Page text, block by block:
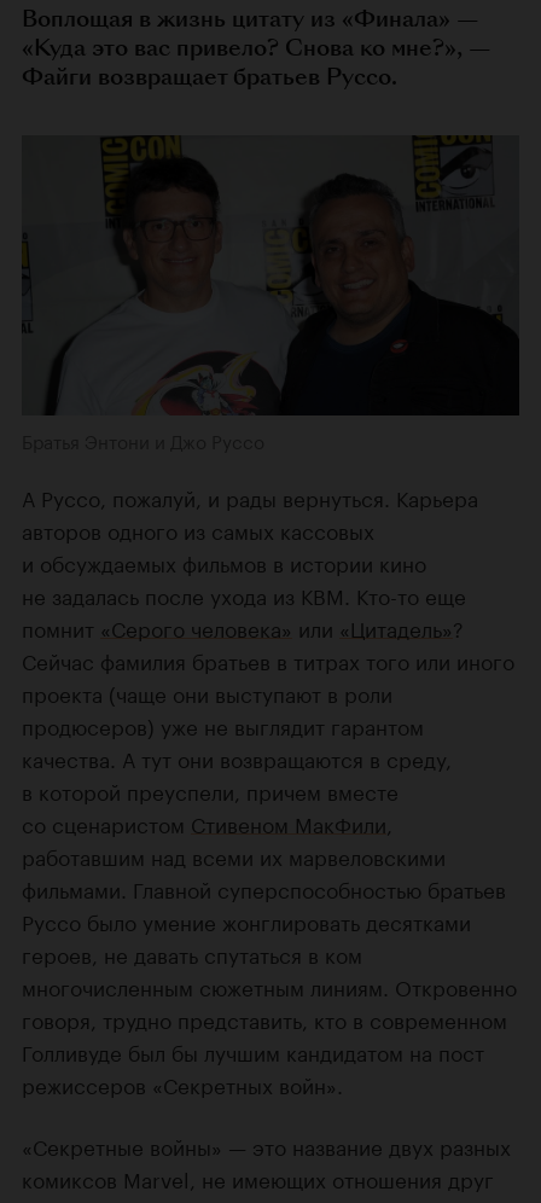
Воплощая в жизнь цитату из «Финала» —
«Куда это вас привело? Снова ко мне?», —
Файги возвращает братьев Руссо.
А Руссо, пожалуй, и рады вернуться. Карьера
авторов одного из самых кассовых
и обсуждаемых фильмов в истории кино
не задалась после ухода из КВМ. Кто-то еще
помнит «Серого человека» или «Цитадель»?
Сейчас фамилия братьев в титрах того или иного
проекта (чаще они выступают в роли
продюсеров) уже не выглядит гарантом
качества. А тут они возвращаются в среду,
в которой преуспели, причем вместе
со сценаристом Стивеном МакФили
работавшим над всеми их марвеловскими
фильмами. Главной суперспособностью братьев
Руссо было умение жонглировать десятками
героев, не давать спутаться в ком
многочисленным сюжетным линиям. Откровенно
говоря, трудно представить, кто в современном
Голливуде был бы лучшим кандидатом на пост
режиссеров «Секретных войн».
«Секретные войны» — это название двух разных
комиксов Marvel, не имеющих отношения друг